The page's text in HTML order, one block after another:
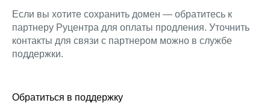
Если вы хотите сохранить домен — обратитесь к
партнеру Руцентра для оплаты продления. Уточнить
контакты для связи с партнером можно в службе
поддержки.
Обратиться в поддержку